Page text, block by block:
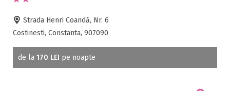
Strada Henri Coandă, Nr. 6
Costinesti, Constanta, 907090
de la 170 LEI pe noapte